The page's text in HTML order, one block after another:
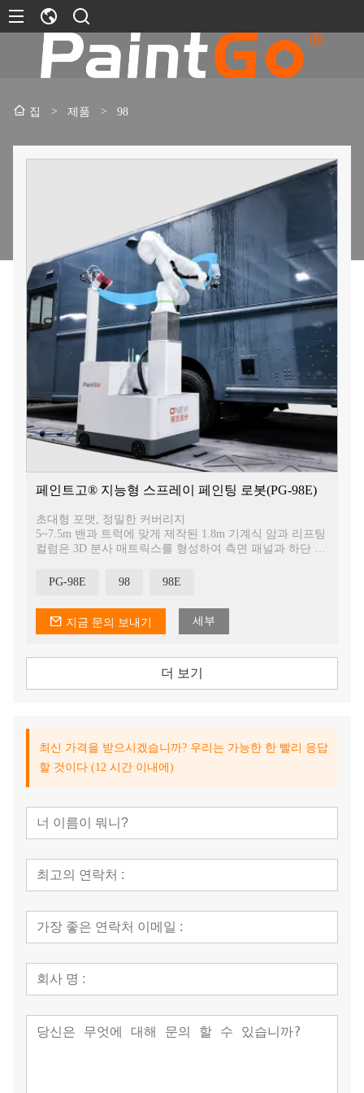
집 > 제품 > 98
페인트고® 지능형 스프레이 페인팅 로봇(PG-98E)
초대형 포맷, 정밀한 커버리지
5~7.5m 밴과 트럭에 맞게 제작된 1.8m 기계식 암과 리프팅
컬럼은 3D 분사 매트릭스를 형성하여 측면 패널과 하단 스
용 가능하며, 분사 효율을 40% 향상시킵니다!
고정밀 3D 비전 시스템을 탑재하여 차량 윤곽을 자동으로
식별합니다. 실시간 동적 경로 보정 알고리즘은 최적의 분
사 궤적을 생성하여 도료 필름 두께 오차를 최소화합니다.
다양한 시나리오에 대한 적응성, 유연성 및 효율성
OEM 및 애프터마켓 도장 작업 모두에 호환되며, 생산 라
원클릭 시작/정지 기능을 갖춘 풀 터치스크린 인터페이스,
내장된 고장 진단 기능, 그리고 핵심 부품(스프레이 건 모
PG-98E 98 98E
지금 문의 보내기 세부
더 보기
최신 가격을 받으시겠습니까? 우리는 가능한 한 빨리 응답
할 것이다 (12 시간 이내에)